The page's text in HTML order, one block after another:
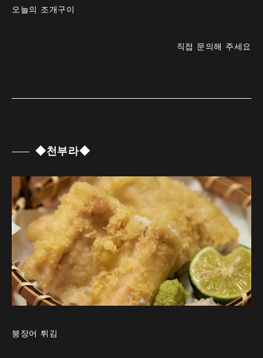
오늘의 조개구이
직접 문의해 주세요
◆천부라◆
붕장어 튀김